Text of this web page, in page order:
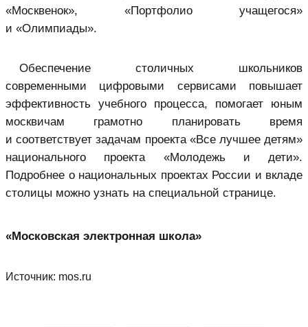
«Москвенок», «Портфолио учащегося»
и «Олимпиады».
Обеспечение столичных школьников
современными цифровыми сервисами повышает
эффективность учебного процесса, помогает юным
москвичам грамотно планировать время
и соответствует задачам проекта «Все лучшее детям»
национального проекта «Молодежь и дети».
Подробнее о национальных проектах России и вкладе
столицы можно узнать на специальной странице.
«Московская электронная школа»
Источник: mos.ru